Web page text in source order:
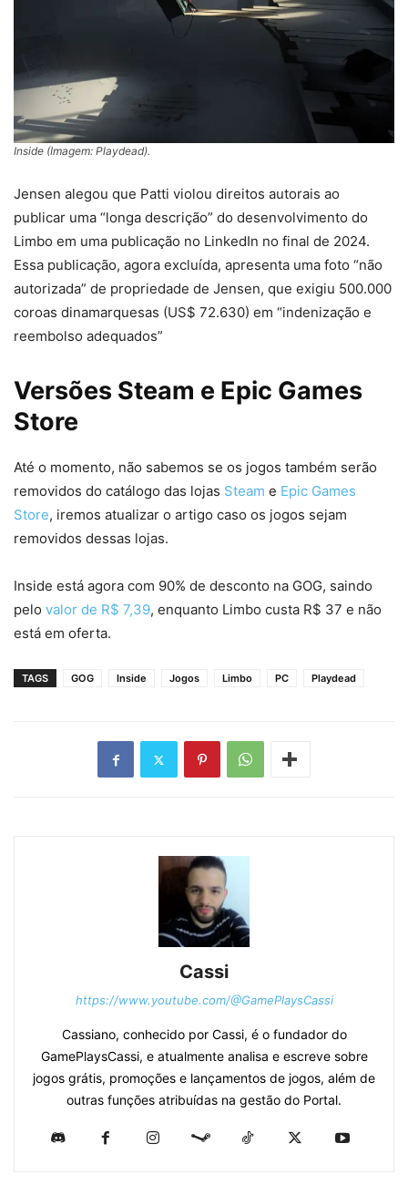
Inside (Imagem: Playdead).
Jensen alegou que Patti violou direitos autorais ao
publicar uma “longa descrição” do desenvolvimento do
Limbo em uma publicação no LinkedIn no final de 2024.
Essa publicação, agora excluída, apresenta uma foto “não
autorizada” de propriedade de Jensen, que exigiu 500.000
coroas dinamarquesas (US$ 72.630) em “indenização e
reembolso adequados”
Versões Steam e Epic Games
Store
Até o momento, não sabemos se os jogos também serão
removidos do catálogo das lojas Steam e Epic Games
Store, iremos atualizar o artigo caso os jogos sejam
removidos dessas lojas.
Inside está agora com 90% de desconto na GOG, saindo
pelo valor de R$ 7,39, enquanto Limbo custa R$ 37 e não
está em oferta.
TAGS GOG Inside Jogos Limbo PC Playdead
Cassi
https://www.youtube.com/@GamePlaysCassi
Cassiano, conhecido por Cassi, é o fundador do
GamePlaysCassi, e atualmente analisa e escreve sobre
jogos grátis, promoções e lançamentos de jogos, além de
outras funções atribuídas na gestão do Portal.